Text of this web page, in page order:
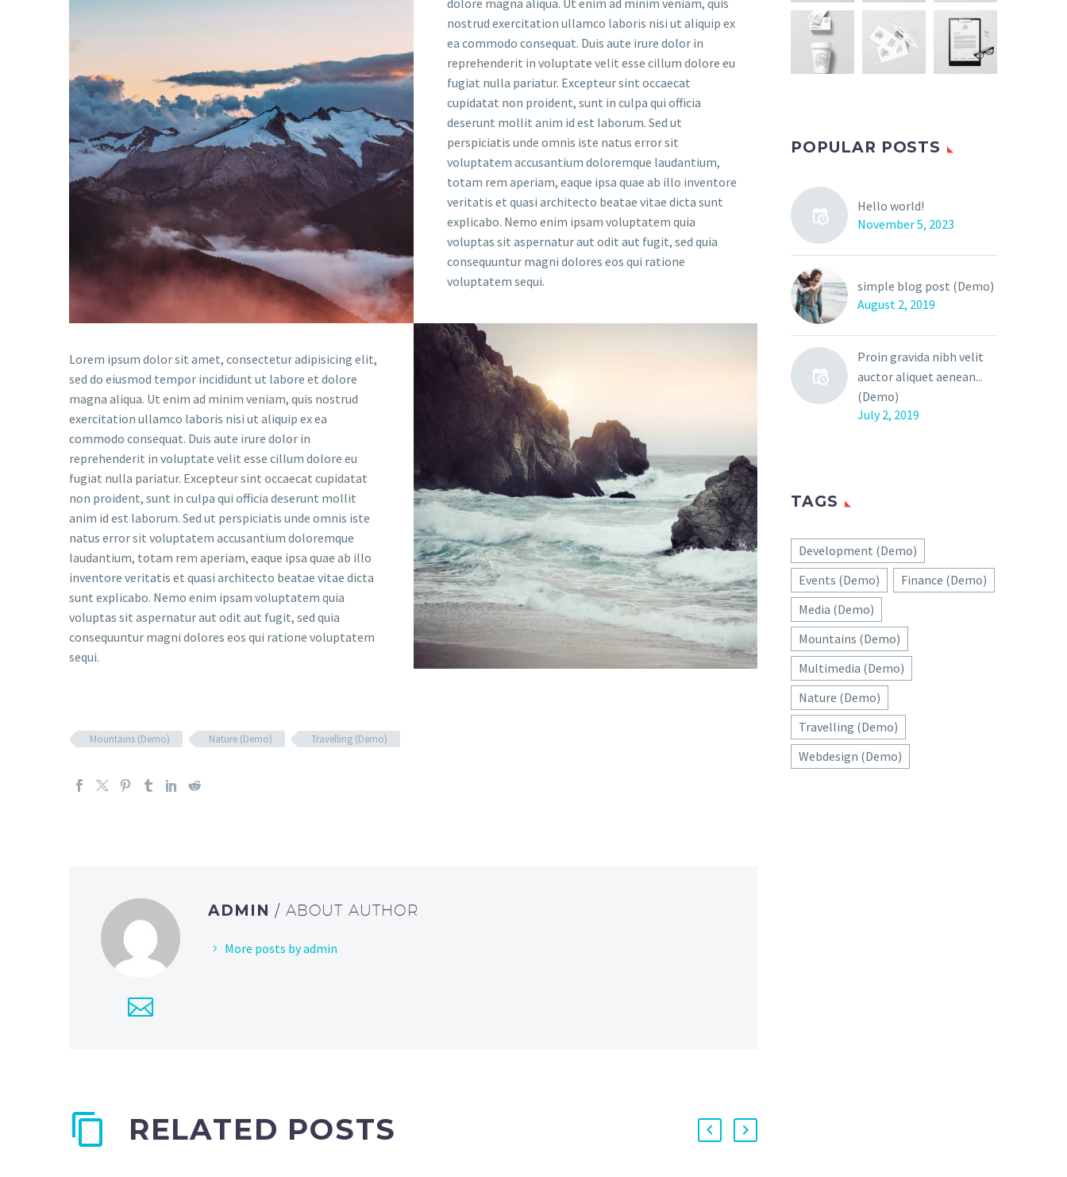
dolore magna aliqua. Ut enim ad minim veniam, quis
nostrud exercitation ullamco laboris nisi ut aliquip ex
ea commodo consequat. Duis aute irure dolor in
reprehenderit in voluptate velit esse cillum dolore eu
fugiat nulla pariatur. Excepteur sint occaecat
cupidatat non proident, sunt in culpa qui officia
deserunt mollit anim id est laborum. Sed ut
perspiciatis unde omnis iste natus error sit
voluptatem accusantium doloremque laudantium,
totam rem aperiam, eaque ipsa quae ab illo inventore
veritatis et quasi architecto beatae vitae dicta sunt
explicabo. Nemo enim ipsam voluptatem quia
voluptas sit aspernatur aut odit aut fugit, sed quia
consequuntur magni dolores eos qui ratione
voluptatem sequi.
Lorem ipsum dolor sit amet, consectetur adipisicing elit,
sed do eiusmod tempor incididunt ut labore et dolore
magna aliqua. Ut enim ad minim veniam, quis nostrud
exercitation ullamco laboris nisi ut aliquip ex ea
commodo consequat. Duis aute irure dolor in
reprehenderit in voluptate velit esse cillum dolore eu
fugiat nulla pariatur. Excepteur sint occaecat cupidatat
non proident, sunt in culpa qui officia deserunt mollit
anim id est laborum. Sed ut perspiciatis unde omnis iste
natus error sit voluptatem accusantium doloremque
laudantium, totam rem aperiam, eaque ipsa quae ab illo
inventore veritatis et quasi architecto beatae vitae dicta
sunt explicabo. Nemo enim ipsam voluptatem quia
voluptas sit aspernatur aut odit aut fugit, sed quia
consequuntur magni dolores eos qui ratione voluptatem
sequi.
Mountains (Demo) Nature (Demo) Travelling (Demo)
ADMIN / ABOUT AUTHOR
More posts by admin
RELATED POSTS
POPULAR POSTS
Hello world!
November 5, 2023
simple blog post (Demo)
August 2, 2019
Proin gravida nibh velit
auctor aliquet aenean...
(Demo)
July 2, 2019
TAGS
Development (Demo)
Events (Demo)
Finance (Demo)
Media (Demo)
Mountains (Demo)
Multimedia (Demo)
Nature (Demo)
Travelling (Demo)
Webdesign (Demo)